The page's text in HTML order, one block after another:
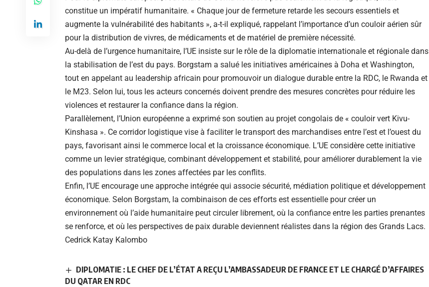
constitue un impératif humanitaire. « Chaque jour de fermeture retarde les secours essentiels et
augmente la vulnérabilité des habitants », a-t-il expliqué, rappelant l’importance d’un couloir aérien sûr
pour la distribution de vivres, de médicaments et de matériel de première nécessité.
Au-delà de l’urgence humanitaire, l’UE insiste sur le rôle de la diplomatie internationale et régionale dans
la stabilisation de l’est du pays. Borgstam a salué les initiatives américaines à Doha et Washington,
tout en appelant au leadership africain pour promouvoir un dialogue durable entre la RDC, le Rwanda et
le M23. Selon lui, tous les acteurs concernés doivent prendre des mesures concrètes pour réduire les
violences et restaurer la confiance dans la région.
Parallèlement, l’Union européenne a exprimé son soutien au projet congolais de « couloir vert Kivu-
Kinshasa ». Ce corridor logistique vise à faciliter le transport des marchandises entre l’est et l’ouest du
pays, favorisant ainsi le commerce local et la croissance économique. L’UE considère cette initiative
comme un levier stratégique, combinant développement et stabilité, pour améliorer durablement la vie
des populations dans les zones affectées par les conflits.
Enfin, l’UE encourage une approche intégrée qui associe sécurité, médiation politique et développement
économique. Selon Borgstam, la combinaison de ces efforts est essentielle pour créer un
environnement où l’aide humanitaire peut circuler librement, où la confiance entre les parties prenantes
se renforce, et où les perspectives de paix durable deviennent réalistes dans la région des Grands Lacs.
Cedrick Katay Kalombo
DIPLOMATIE : LE CHEF DE L’ÉTAT A REÇU L’AMBASSADEUR DE FRANCE ET LE CHARGÉ D’AFFAIRES
DU QATAR EN RDC